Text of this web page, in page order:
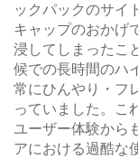
ックパックのサイ
キャップのおかげ
浸してしまったこ
候での長時間のハ
常にひんやり・フ
っていました。こ
ユーザー体験から
アにおける過酷な